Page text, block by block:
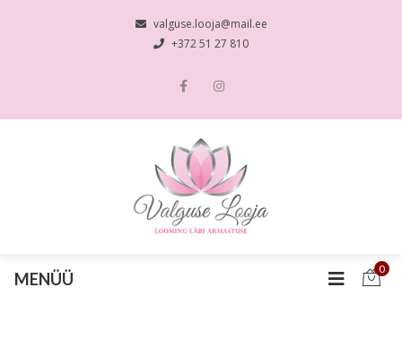
valguse.looja@mail.ee
+372 51 27 810
MENÜÜ
0